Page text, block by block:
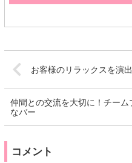
お客様のリラックスを演
仲間との交流を大切に！チー
なバー
コメント